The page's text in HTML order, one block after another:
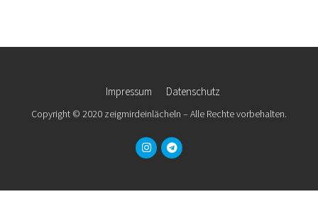
Impressum Datenschutz
Copyright © 2020 zeigmirdeinlächeln – Alle Rechte vorbehalten.